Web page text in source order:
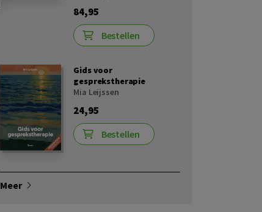
84,95
Bestellen
Gids voor
gesprekstherapie
Mia Leijssen
24,95
Bestellen
Meer